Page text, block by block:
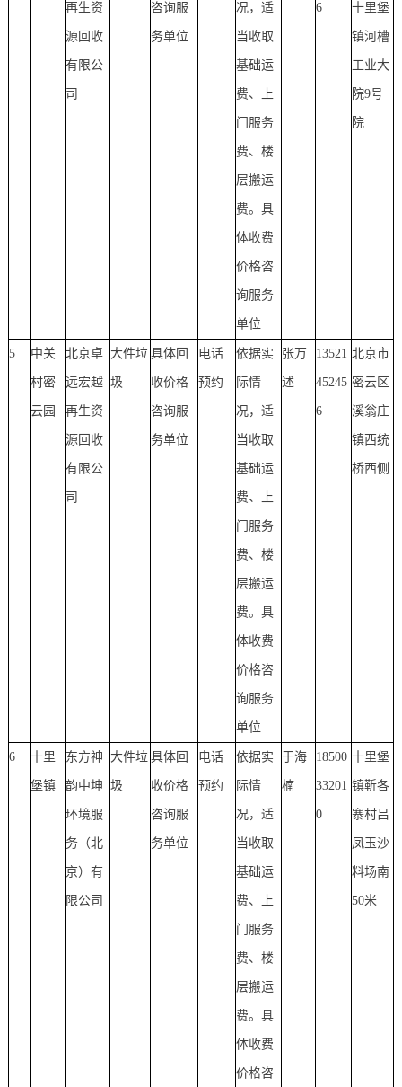
再生资
源回收
有限公
司
咨询服
务单位
况，适
当收取
基础运
费、上
门服务
费、楼
层搬运
费。具
体收费
价格咨
询服务
单位
6 十里堡
镇河槽
工业大
院9号
院
5 中关
村密
云园
北京卓
远宏越
再生资
源回收
有限公
司
大件垃
圾
具体回
收价格
咨询服
务单位
电话
预约
依据实
际情
况，适
当收取
基础运
费、上
门服务
费、楼
层搬运
费。具
体收费
价格咨
询服务
单位
张万
述
13521
45245
6
北京市
密云区
溪翁庄
镇西统
桥西侧
6 十里
堡镇
东方神
韵中坤
环境服
务（北
京）有
限公司
大件垃
圾
具体回
收价格
咨询服
务单位
电话
预约
依据实
际情
况，适
当收取
基础运
费、上
门服务
费、楼
层搬运
费。具
体收费
价格咨
于海
楠
18500
33201
0
十里堡
镇靳各
寨村吕
凤玉沙
料场南
50米